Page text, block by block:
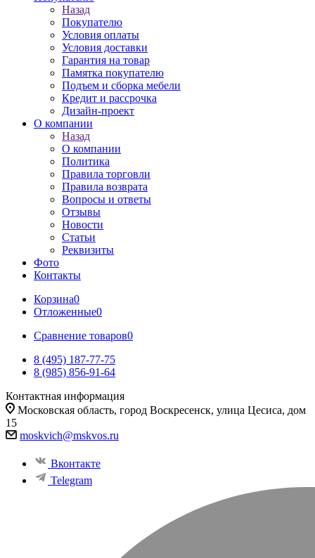
Назад
Покупателю
Условия оплаты
Условия доставки
Гарантия на товар
Памятка покупателю
Подъем и сборка мебели
Кредит и рассрочка
Дизайн-проект
О компании
Назад
О компании
Политика
Правила торговли
Правила возврата
Вопросы и ответы
Отзывы
Новости
Статьи
Реквизиты
Фото
Контакты
Корзина0
Отложенные0
Сравнение товаров0
8 (495) 187-77-75
8 (985) 856-91-64
Контактная информация
Московская область, город Воскресенск, улица Цесиса, дом
15
moskvich@mskvos.ru
Вконтакте
Telegram